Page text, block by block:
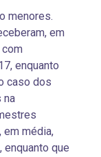
menores.
em
com
enquanto
caso dos
na
média,
que